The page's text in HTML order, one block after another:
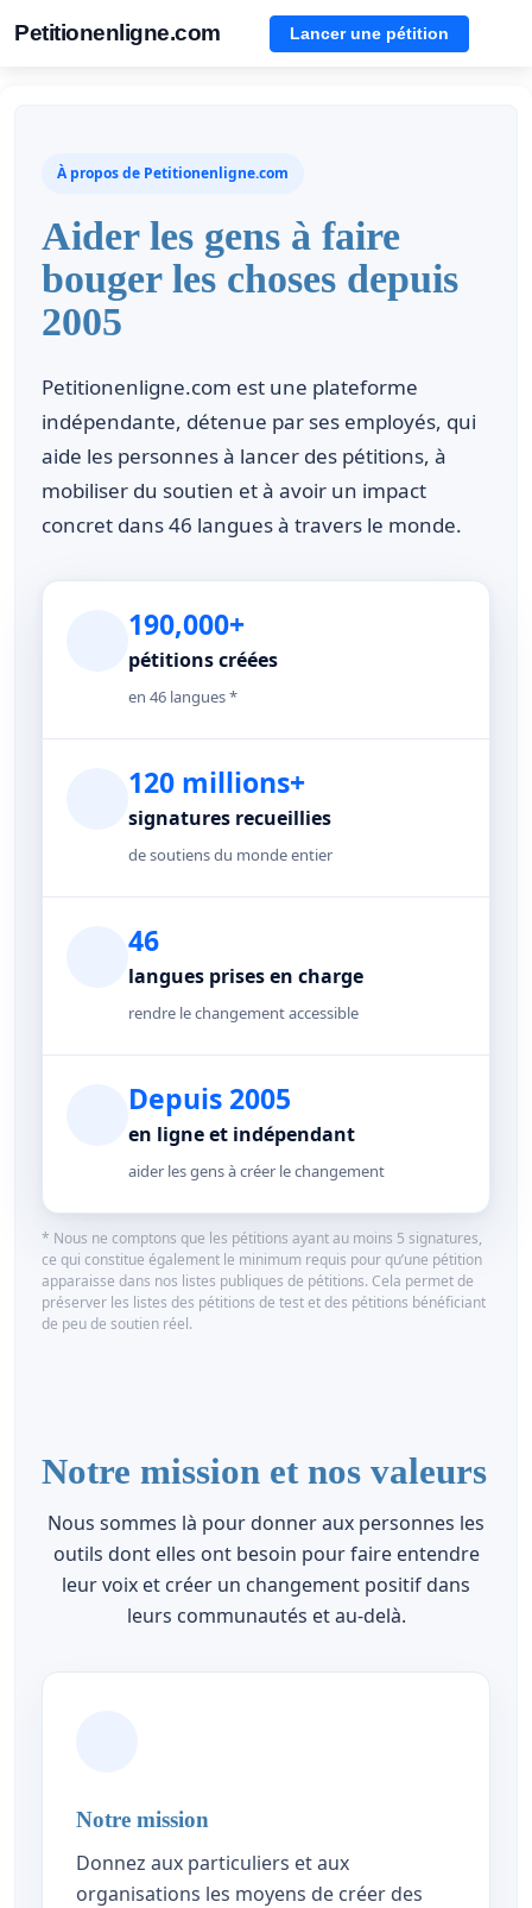
Petitionenligne.com Lancer une pétition
À propos de Petitionenligne.com
Aider les gens à faire
bouger les choses depuis
2005
Petitionenligne.com est une plateforme
indépendante, détenue par ses employés, qui
aide les personnes à lancer des pétitions, à
mobiliser du soutien et à avoir un impact
concret dans 46 langues à travers le monde.
190,000+
pétitions créées
en 46 langues *
120 millions+
signatures recueillies
de soutiens du monde entier
46
langues prises en charge
rendre le changement accessible
Depuis 2005
en ligne et indépendant
aider les gens à créer le changement
* Nous ne comptons que les pétitions ayant au moins 5 signatures,
ce qui constitue également le minimum requis pour qu’une pétition
apparaisse dans nos listes publiques de pétitions. Cela permet de
préserver les listes des pétitions de test et des pétitions bénéficiant
de peu de soutien réel.
Notre mission et nos valeurs
Nous sommes là pour donner aux personnes les
outils dont elles ont besoin pour faire entendre
leur voix et créer un changement positif dans
leurs communautés et au-delà.
Notre mission
Donnez aux particuliers et aux
organisations les moyens de créer des